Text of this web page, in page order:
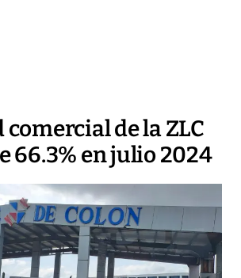
de la ZLC
66.3% en julio 2024